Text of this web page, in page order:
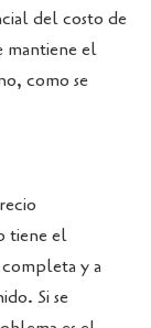
del costo de
mantiene el
como se
tiene el
y a
Si se